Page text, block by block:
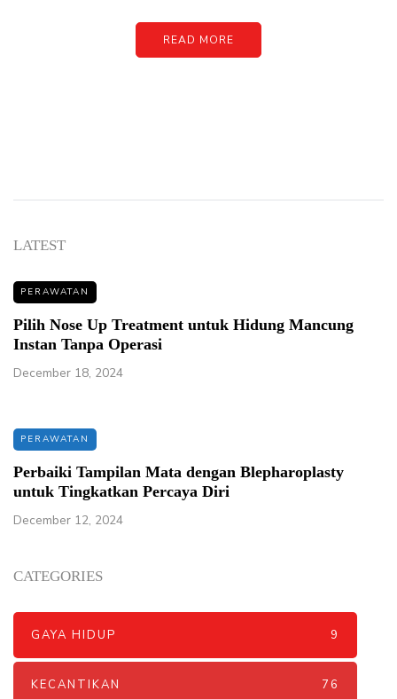
READ MORE
LATEST
PERAWATAN
Pilih Nose Up Treatment untuk Hidung Mancung
Instan Tanpa Operasi
December 18, 2024
PERAWATAN
Perbaiki Tampilan Mata dengan Blepharoplasty
untuk Tingkatkan Percaya Diri
December 12, 2024
CATEGORIES
GAYA HIDUP 9
KECANTIKAN 76